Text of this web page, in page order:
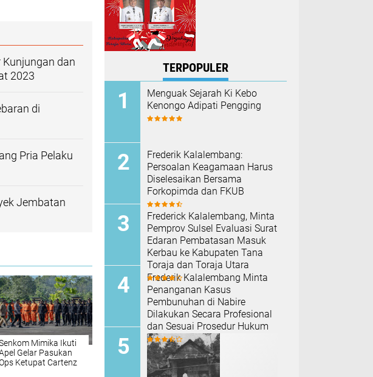
dan
2023
di
Pria Pelaku
Jembatan
Mimika Ikuti
Gelar Pasukan
Ketupat Cartenz
TERPOPULER
Menguak Sejarah Ki Kebo
Kenongo Adipati Pengging
Frederik Kalalembang:
Persoalan Keagamaan Harus
Diselesaikan Bersama
Forkopimda dan FKUB
Frederick Kalalembang, Minta
Pemprov Sulsel Evaluasi Surat
Edaran Pembatasan Masuk
Kerbau ke Kabupaten Tana
Toraja dan Toraja Utara
Frederik Kalalembang Minta
Penanganan Kasus
Pembunuhan di Nabire
Dilakukan Secara Profesional
dan Sesuai Prosedur Hukum